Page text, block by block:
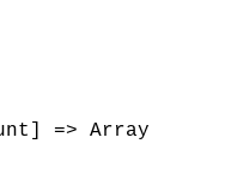
=> Array